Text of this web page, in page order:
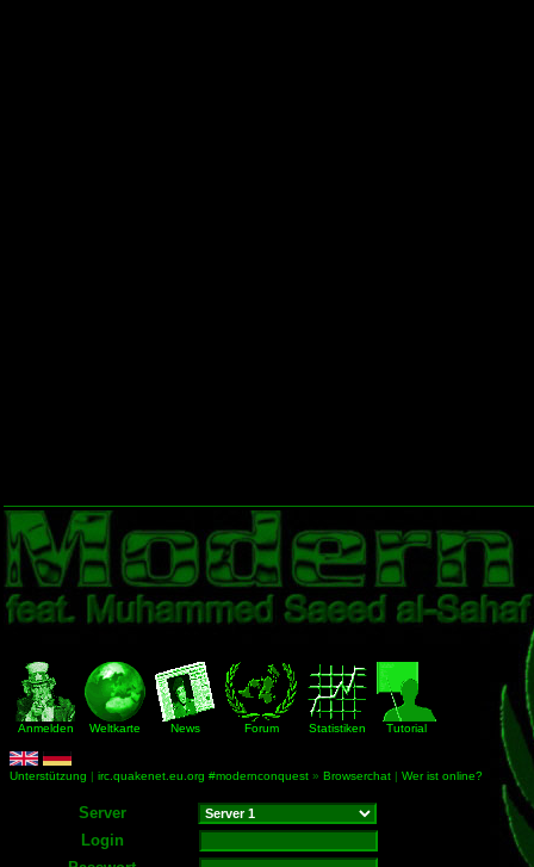
Anmelden Weltkarte News Forum Statistiken Tutorial
Unterstützung | irc.quakenet.eu.org #modernconquest » Browserchat | Wer ist online?
Server
Login